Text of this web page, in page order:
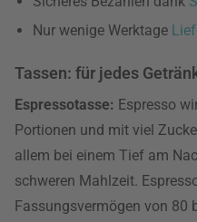
Nur wenige Werktage
Tassen: für jedes
Espressotasse: Espresso
Portionen und mit viel
allem bei einem Tief am
schweren Mahlzeit.
Fassungsvermögen von 80